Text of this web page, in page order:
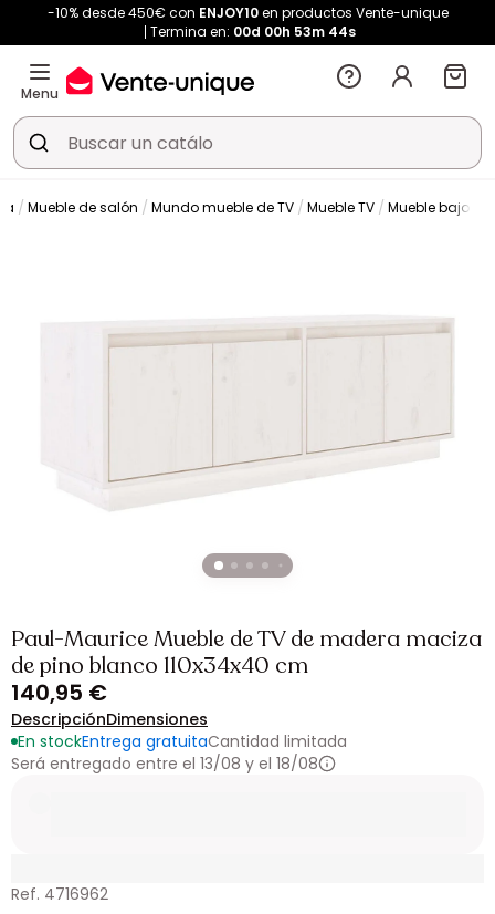
-10% desde 450€ con ENJOY10en productos Vente-unique
Termina en: 00d 00h 53m 44s
Menu
Mueble de salón Mundo mueble de TV Mueble TV Mueble bajo de
Paul-Maurice Mueble de TV de madera maciza
de pino blanco 110x34x40 cm
140,95 €
DescripciónDimensiones
En stockEntrega gratuitaCantidad limitada
Será entregado entre el 13/08 y el 18/08
Ref. 4716962